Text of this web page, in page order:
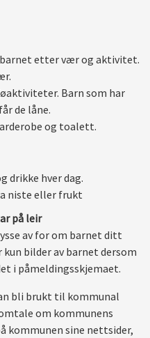
etter vær og aktivitet.
Barn som har
de låne.
og toalett.
drikke hver dag.
niste eller frukt
på leir
av for om barnet ditt
bilder av barnet dersom
i påmeldingsskjemaet.
bli brukt til kommunal
om kommunens
kommunen sine nettsider,